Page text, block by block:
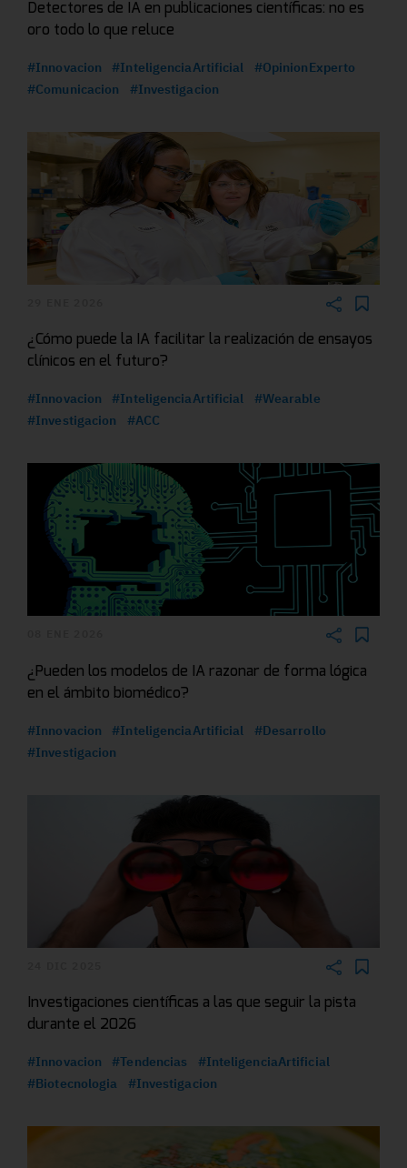
Detectores de IA en publicaciones científicas: no es
oro todo lo que reluce
#Innovacion #InteligenciaArtificial
#OpinionExperto
#Comunicacion
#Investigacion
¿Cómo puede la IA facilitar la realización de ensayos
clínicos en el futuro?
#Innovacion #InteligenciaArtificial
#Wearable
#Investigacion
#ACC
¿Pueden los modelos de IA razonar de forma lógica
en el ámbito biomédico?
#Innovacion #InteligenciaArtificial
#Desarrollo
#Investigacion
Investigaciones científicas a las que seguir la pista
durante el 2026
#Innovacion #Tendencias
#InteligenciaArtificial
#Biotecnologia
#Investigacion